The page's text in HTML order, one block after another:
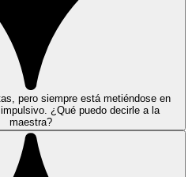
pero siempre está metiéndose en
¿Qué puedo decirle a la
maestra?